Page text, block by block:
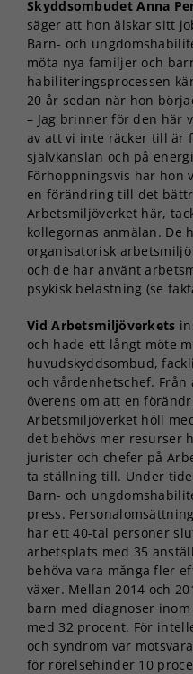
Skyddsombudet Anna
säger att hon älskar sitt
Barn- och
möta nya familjer och
habiliteringsprocessen
20 år sedan när hon
– Jag brinner för den här
av att vi inte räcker till är
självkänslan och på
Förhoppningsvis har hon
en förändring till det
Arbetsmiljöverket här,
kollegornas anmälan. De
organisatorisk
och de har använt
psykisk belastning (se
Vid Arbetsmiljöverkets
och hade ett långt möte
huvudskyddsombud,
och vårdenhetschef.
överens om att en
Arbetsmiljöverket höll
det behövs mer resurser
jurister och chefer på
ta ställning till. Under
Barn- och
press.
har ett 40-tal personer
arbetsplats med 35
behöva vara många fler
växer. Mellan 2014 och
barn med diagnoser
med 32 procent. För
och syndrom var
för rörelsehinder 10